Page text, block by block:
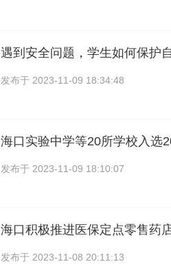
遇到安全问题，学生如何保护
发布于 2023-11-09 18:34:48
海口实验中学等20所学校入选
发布于 2023-11-09 18:10:07
海口积极推进医保定点零售药
发布于 2023-11-08 20:11:13